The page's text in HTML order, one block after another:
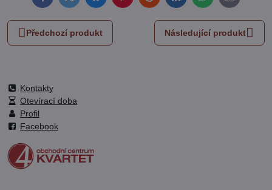
mail
Předchozí produkt Následující produkt
Kontakty
Otevírací doba
Profil
Facebook